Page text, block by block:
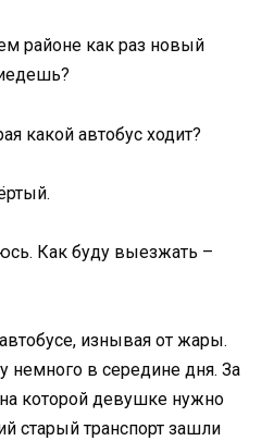
районе как раз новый
какой автобус ходит?
Как буду выезжать –
изнывая от жары.
немного в середине дня. За
которой девушке нужно
старый транспорт зашли